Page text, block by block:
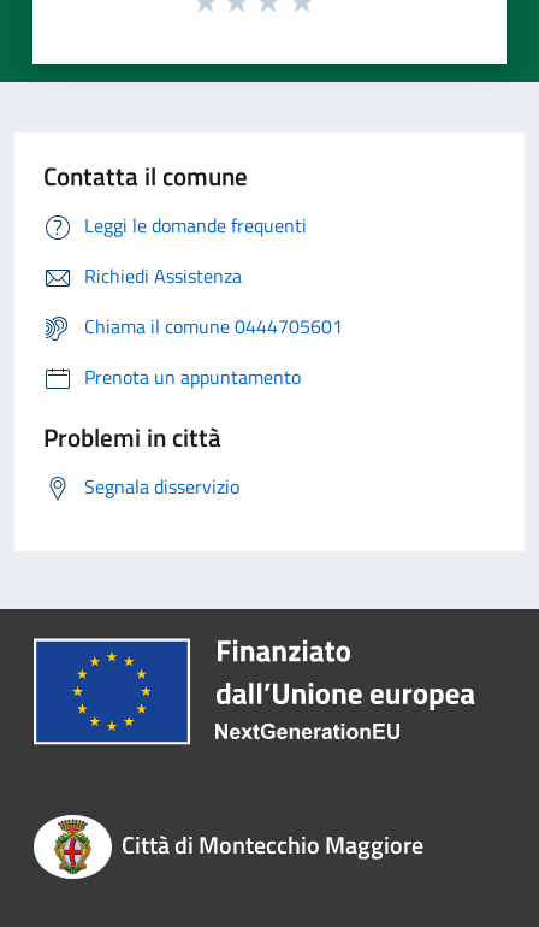
Contatta il comune
Leggi le domande frequenti
Richiedi Assistenza
Chiama il comune 0444705601
Prenota un appuntamento
Problemi in città
Segnala disservizio
Città di Montecchio Maggiore